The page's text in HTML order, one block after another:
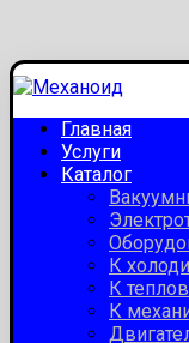
Главная
Услуги
Каталог
К
К
К